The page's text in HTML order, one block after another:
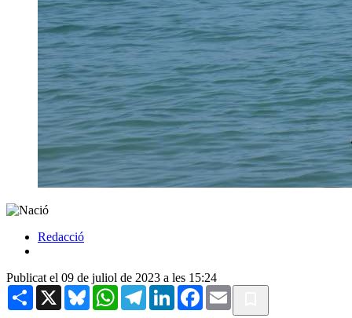
Redacció
Publicat el 09 de juliol de 2023 a les 15:24
Share X BlueskyWhatsAppTelegramLinkedInFacebook
Email